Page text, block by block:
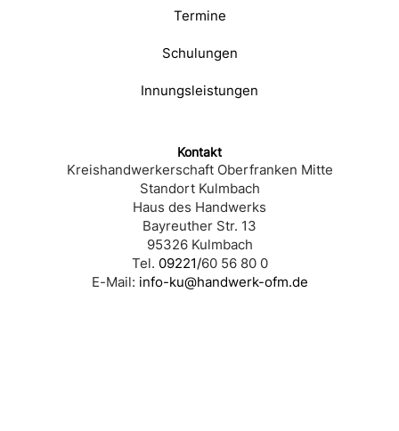
Termine
Schulungen
Innungsleistungen
Kontakt
Kreishandwerkerschaft Oberfranken Mitte
Standort Kulmbach
Haus des Handwerks
Bayreuther Str. 13
95326 Kulmbach
Tel. 09221/60 56 80 0
E-Mail: info-ku@handwerk-ofm.de